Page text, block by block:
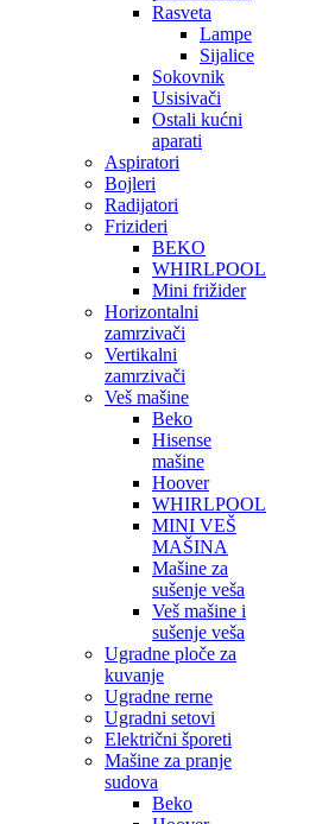
Rasveta
Lampe
Sijalice
Sokovnik
Usisivači
Ostali kućni
aparati
Aspiratori
Bojleri
Radijatori
Frizideri
BEKO
WHIRLPOOL
Mini frižider
Horizontalni
zamrzivači
Vertikalni
zamrzivači
Veš mašine
Beko
Hisense
mašine
Hoover
WHIRLPOOL
MINI VEŠ
MAŠINA
Mašine za
sušenje veša
Veš mašine i
sušenje veša
Ugradne ploče za
kuvanje
Ugradne rerne
Ugradni setovi
Električni šporeti
Mašine za pranje
sudova
Beko